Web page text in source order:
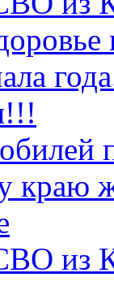
краю
из